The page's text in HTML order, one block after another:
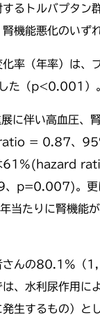
るトルバプタ
機能悪化のいず
化率（年率）は
た（p<0.001）
に伴い高血圧、
= 0.87、
は61%(hazard
。更に、
年当たりに腎機
さんの80.1%（
は、水利尿作用
に発生するもの